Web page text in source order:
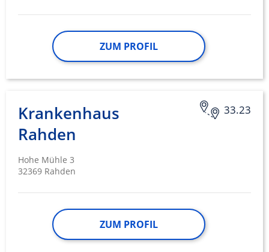
ZUM PROFIL
33.23
Krankenhaus
Rahden
Hohe Mühle 3
32369 Rahden
ZUM PROFIL